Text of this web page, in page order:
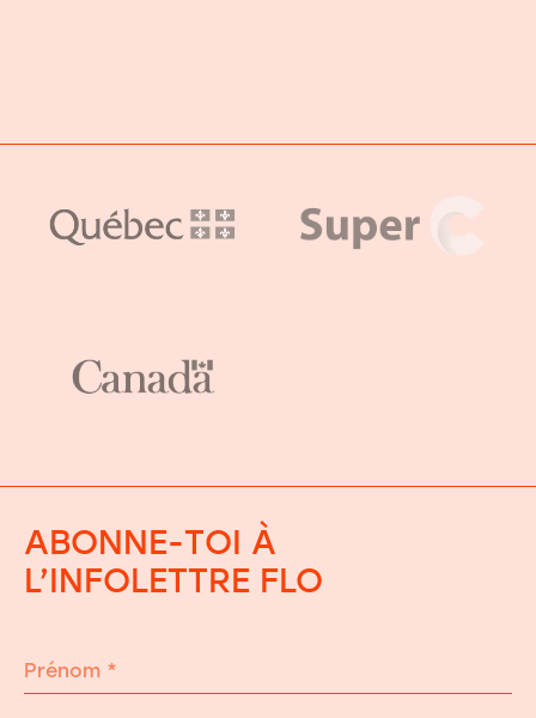
ABONNE-TOI À
L’INFOLETTRE FLO
Prénom *